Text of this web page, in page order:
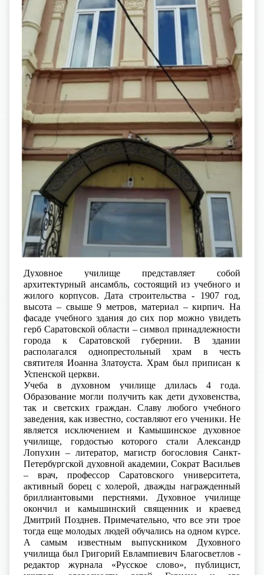
Духовное училище представляет собой
архитектурный ансамбль, состоящий из учебного и
жилого корпусов. Дата строительства - 1907 год,
высота – свыше 9 метров, материал – кирпич. На
фасаде учебного здания до сих пор можно увидеть
герб Саратовской области – символ принадлежности
города к Саратовской губернии. В здании
располагался однопрестольный храм в честь
святителя Иоанна Златоуста. Храм был приписан к
Успенской церкви.
Учеба в духовном училище длилась 4 года.
Образование могли получить как дети духовенства,
так и светских граждан. Славу любого учебного
заведения, как известно, составляют его ученики. Не
является исключением и Камышинское духовное
училище, гордостью которого стали Александр
Лопухин – литератор, магистр богословия Санкт-
Петербургской духовной академии, Сократ Васильев
– врач, профессор Саратовского университета,
активный борец с холерой, дважды награжденный
бриллиантовыми перстнями. Духовное училище
окончил и камышинский священник и краевед
Дмитрий Позднев. Примечательно, что все эти трое
тогда еще молодых людей обучались на одном курсе.
А самым известным выпускником Духовного
училища был Григорий Евлампиевич Благосветлов -
редактор журнала «Русское слово», публицист,